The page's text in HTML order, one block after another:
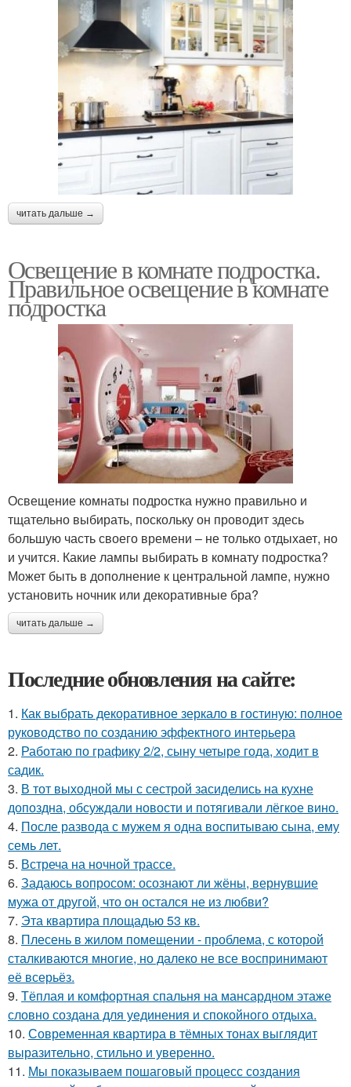
читать дальше →
Освещение в комнате подростка.
Правильное освещение в комнате
подростка
Освещение комнаты подростка нужно правильно и
тщательно выбирать, поскольку он проводит здесь
большую часть своего времени – не только отдыхает, но
и учится. Какие лампы выбирать в комнату подростка?
Может быть в дополнение к центральной лампе, нужно
установить ночник или декоративные бра?
читать дальше →
Последние обновления на сайте:
1. Как выбрать декоративное зеркало в гостиную: полное
руководство по созданию эффектного интерьера
2. Работаю по графику 2/2, сыну четыре года, ходит в
садик.
3. В тот выходной мы с сестрой засиделись на кухне
допоздна, обсуждали новости и потягивали лёгкое вино.
4. После развода с мужем я одна воспитываю сына, ему
семь лет.
5. Встреча на ночной трассе.
6. Задаюсь вопросом: осознают ли жёны, вернувшие
мужа от другой, что он остался не из любви?
7. Эта квартира площадью 53 кв.
8. Плесень в жилом помещении - проблема, с которой
сталкиваются многие, но далеко не все воспринимают
её всерьёз.
9. Тёплая и комфортная спальня на мансардном этаже
словно создана для уединения и спокойного отдыха.
10. Современная квартира в тёмных тонах выглядит
выразительно, стильно и уверенно.
11. Мы показываем пошаговый процесс создания